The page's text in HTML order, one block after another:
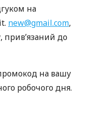
на
new@gmail.com,
прив’язаний до
на вашу
робочого дня.